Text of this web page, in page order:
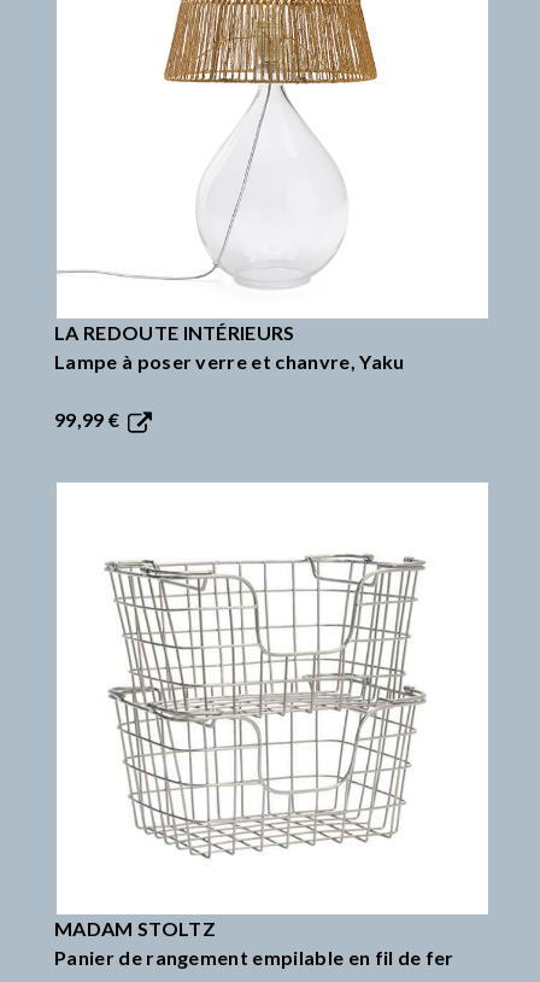
LA REDOUTE INTÉRIEURS
Lampe à poser verre et chanvre, Yaku
99,99 €
MADAM STOLTZ
Panier de rangement empilable en fil de fer